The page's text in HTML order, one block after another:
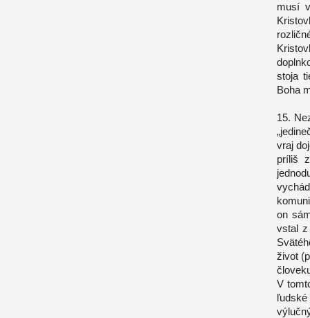
musí
stoja
Boha
15.
vraj
príliš
on
vstal z
život
V